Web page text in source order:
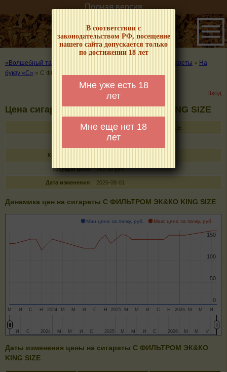
В соответствии с
законодательством РФ, посещение
нашего сайта допускается только
по достижении 18 лет
Мне уже есть 18
лет
Мне еще нет 18
лет
Полная версия
«Волшебный табачок» – о табаке и курении Цены на сигареты » На
букву «C» » C ФИЛЬТРОМ ЭК&КО KING SIZE
Вход
Цена сигарет C ФИЛЬТРОМ ЭК&КО KING SIZE
Название C ФИЛЬТРОМ ЭК&КО KING SIZE
сигареты с фильтром
Кол-во в пачке
Текущая цена 169.00 руб
Дата изменения 2026-08-01
Динамика цен на сигареты C ФИЛЬТРОМ ЭК&КО KING SIZE
Мин цена за пачку, руб. Макс цена за пачку, руб.
2024 2025 2026
М И С Н М М И С Н М М И С Н М М И
0
0
50
50
100
100
150
150
2024
2024 2025
2025 2026
2026
ИИ С
С М
М М
М ИИ С
С М
М М
М ИИ С
С М
М М
М ИИ
Даты изменения цены на сигареты C ФИЛЬТРОМ ЭК&КО
KING SIZE